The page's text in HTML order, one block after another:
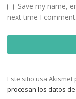
Save my name,
next time I comment.
Este sitio usa
procesan los datos